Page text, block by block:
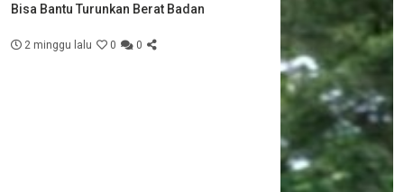
Bisa Bantu Turunkan Berat Badan
2 minggu lalu 0 0